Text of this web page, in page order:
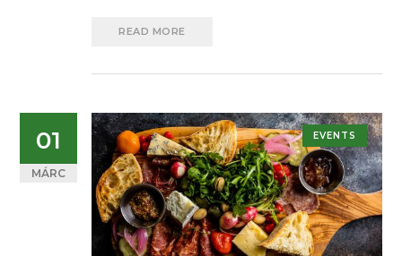
READ MORE
01
MÁRC
EVENTS